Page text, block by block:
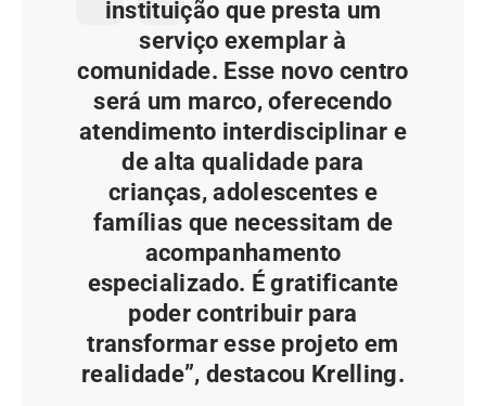
instituição que presta um
serviço exemplar à
comunidade. Esse novo centro
será um marco, oferecendo
atendimento interdisciplinar e
de alta qualidade para
crianças, adolescentes e
famílias que necessitam de
acompanhamento
especializado. É gratificante
poder contribuir para
transformar esse projeto em
realidade”, destacou Krelling.